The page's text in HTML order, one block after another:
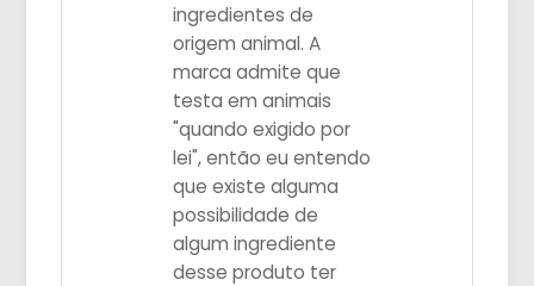
ingredientes de
origem animal. A
marca admite que
testa em animais
"quando exigido por
lei", então eu entendo
que existe alguma
possibilidade de
algum ingrediente
desse produto ter